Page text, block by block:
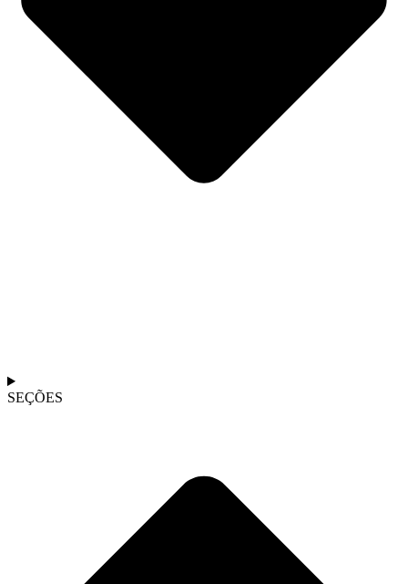
SEÇÕES